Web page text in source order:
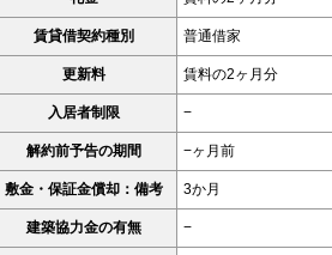
賃貸借契約種別 普通借家
更新料 賃料の2ヶ月分
入居者制限 −
解約前予告の期間 −ヶ月前
敷金・保証金償却：備考 3か月
建築協力金の有無 −